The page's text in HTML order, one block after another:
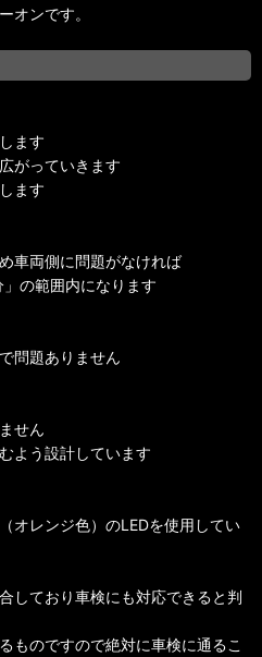
オンです。
ます
がっていきます
ます
車両側に問題がなければ
の範囲内になります
問題ありません
せん
よう設計しています
オレンジ色）のLEDを使用してい
しており車検にも対応できると判
ものですので絶対に車検に通るこ